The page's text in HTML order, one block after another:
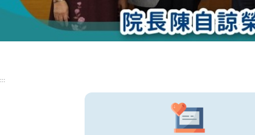
掛號、門診表、看診進度、健檢、科室等
:::